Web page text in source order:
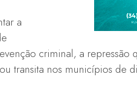
a
criminal, a repressão
transita nos municípios de